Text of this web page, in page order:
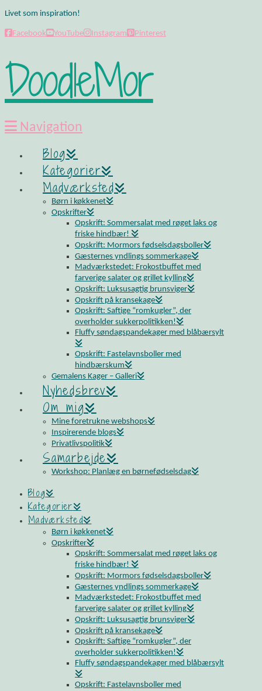
Livet som inspiration!
Facebook YouTube Instagram Pinterest
DoodleMor
Navigation
Blog
Kategorier
Madværksted
Børn i køkkenet
Opskrifter
Opskrift: Sommersalat med røget laks og
friske hindbær!
Opskrift: Mormors fødselsdagsboller
Gæsternes yndlings sommerkage
Madværkstedet: Frokostbuffet med
farverige salater og grillet kylling
Opskrift: Luksusagtig brunsviger
Opskrift på kransekage
Opskrift: Saftige “romkugler”, der
overholder sukkerpolitikken!
Fluffy søndagspandekager med blåbærsylt
Opskrift: Fastelavnsboller med
hindbærskum
Gemalens Kager – Galleri
Nyhedsbrev
Om mig
Mine foretrukne webshops
Inspirerende blogs
Privatlivspolitik
Samarbejde
Workshop: Planlæg en børnefødselsdag
Blog
Kategorier
Madværksted
Børn i køkkenet
Opskrifter
Opskrift: Sommersalat med røget laks og
friske hindbær!
Opskrift: Mormors fødselsdagsboller
Gæsternes yndlings sommerkage
Madværkstedet: Frokostbuffet med
farverige salater og grillet kylling
Opskrift: Luksusagtig brunsviger
Opskrift på kransekage
Opskrift: Saftige “romkugler”, der
overholder sukkerpolitikken!
Fluffy søndagspandekager med blåbærsylt
Opskrift: Fastelavnsboller med